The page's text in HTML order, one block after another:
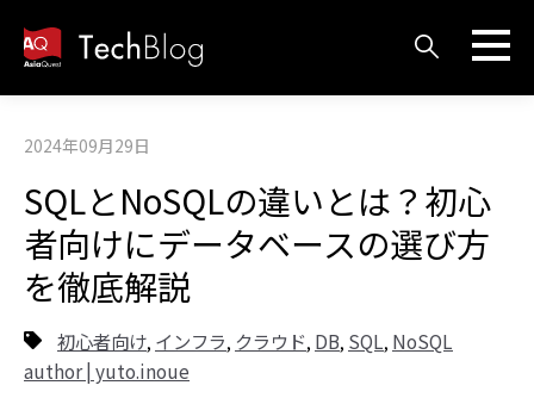
2024年09月29日
SQLとNoSQLの違いとは？初心
者向けにデータベースの選び方
を徹底解説
初心者向け, インフラ, クラウド, DB, SQL, NoSQL
author | yuto.inoue